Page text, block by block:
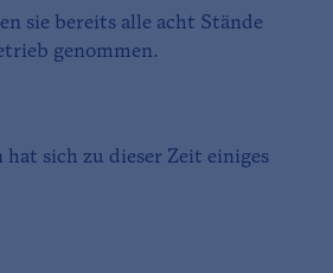
sie bereits alle acht Stände
genommen.
hat sich zu dieser Zeit einiges